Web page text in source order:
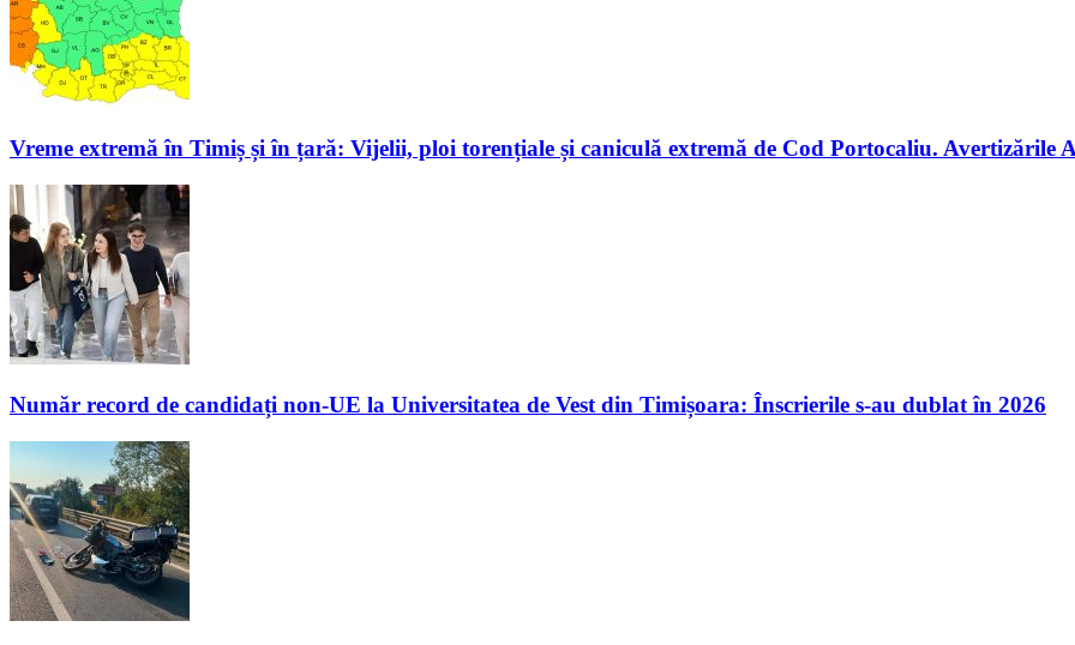
Vreme extremă în Timiș și în țară: Vijelii, ploi torențiale și caniculă extremă de Cod Portocaliu. Avertizările
Număr record de candidați non-UE la Universitatea de Vest din Timișoara: Înscrierile s-au dublat în 2026